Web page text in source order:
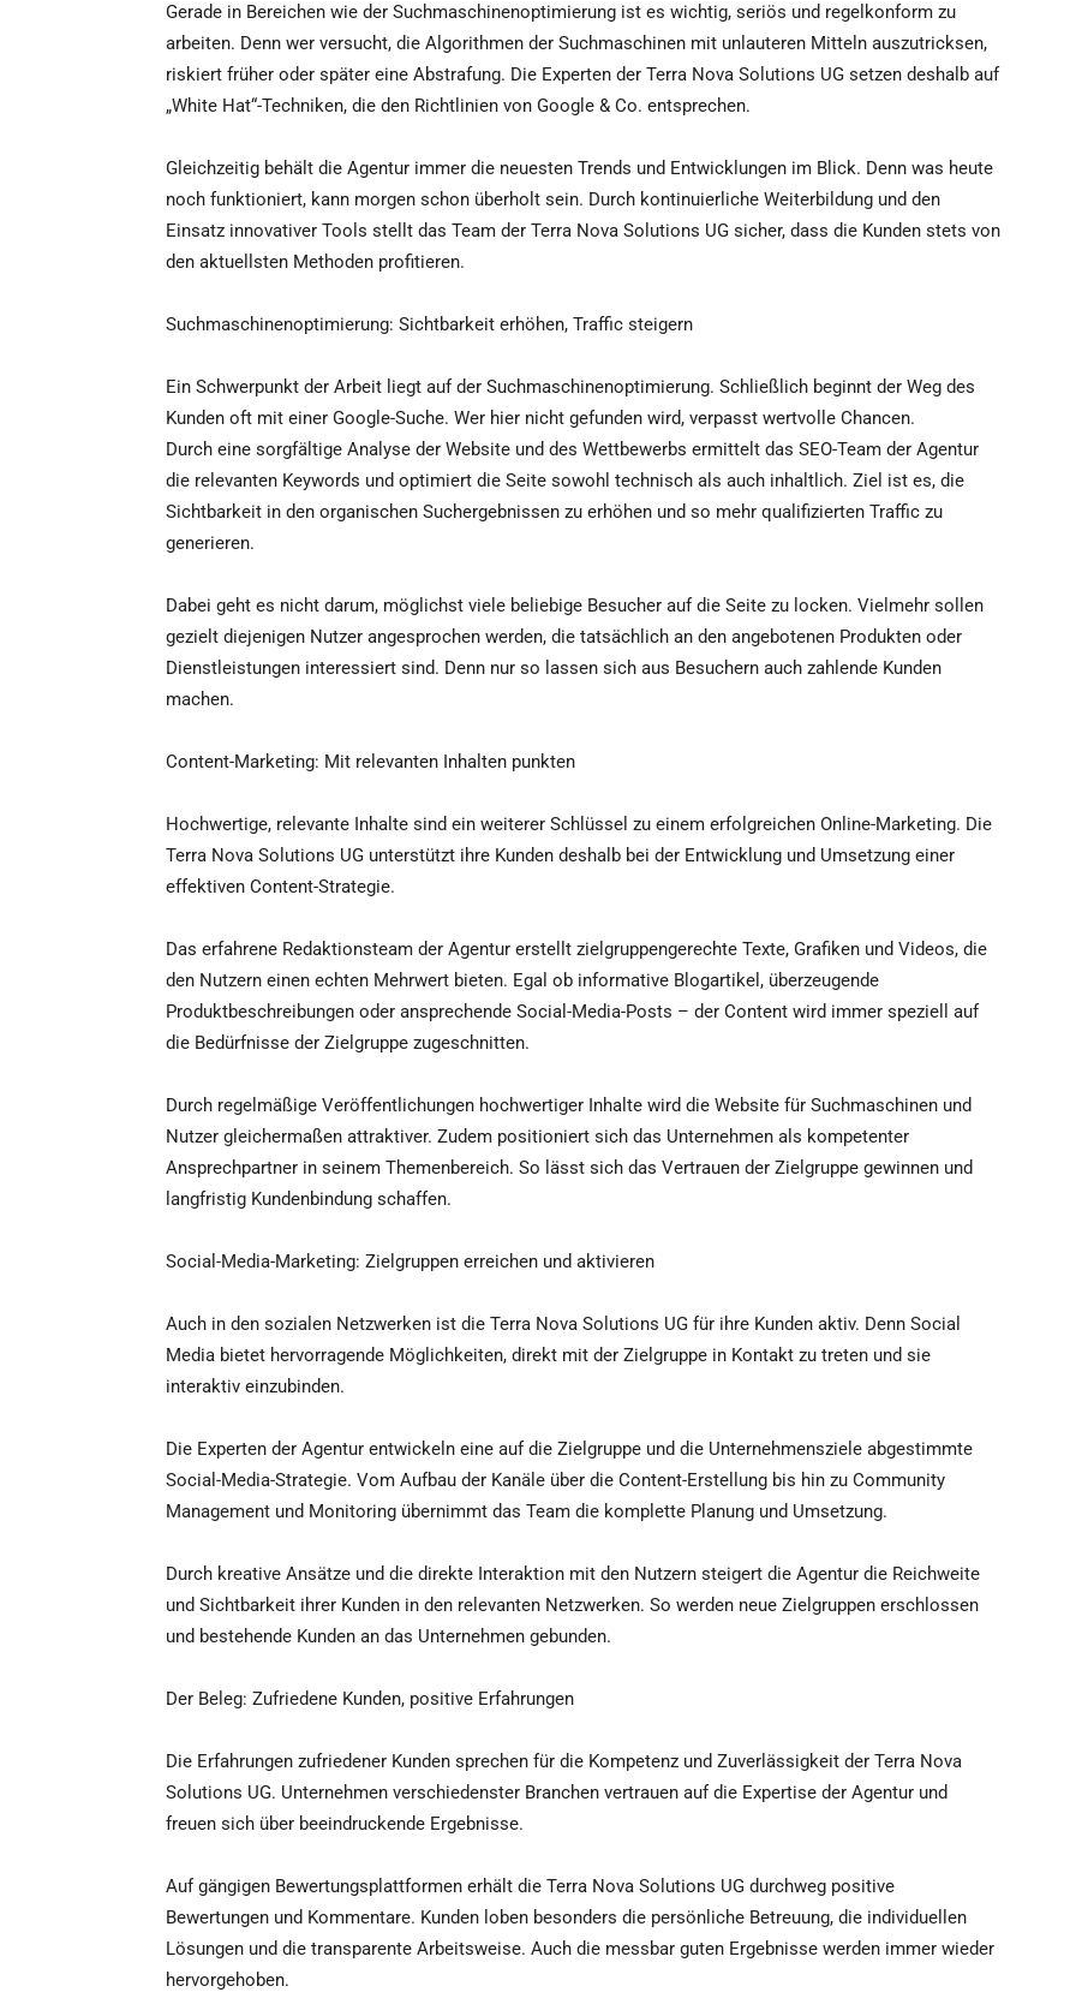
Gerade in Bereichen wie der Suchmaschinenoptimierung ist es wichtig, seriös und regelkonform zu
arbeiten. Denn wer versucht, die Algorithmen der Suchmaschinen mit unlauteren Mitteln auszutricksen,
riskiert früher oder später eine Abstrafung. Die Experten der Terra Nova Solutions UG setzen deshalb auf
„White Hat“-Techniken, die den Richtlinien von Google & Co. entsprechen.
Gleichzeitig behält die Agentur immer die neuesten Trends und Entwicklungen im Blick. Denn was heute
noch funktioniert, kann morgen schon überholt sein. Durch kontinuierliche Weiterbildung und den
Einsatz innovativer Tools stellt das Team der Terra Nova Solutions UG sicher, dass die Kunden stets von
den aktuellsten Methoden profitieren.
Suchmaschinenoptimierung: Sichtbarkeit erhöhen, Traffic steigern
Ein Schwerpunkt der Arbeit liegt auf der Suchmaschinenoptimierung. Schließlich beginnt der Weg des
Kunden oft mit einer Google-Suche. Wer hier nicht gefunden wird, verpasst wertvolle Chancen.
Durch eine sorgfältige Analyse der Website und des Wettbewerbs ermittelt das SEO-Team der Agentur
die relevanten Keywords und optimiert die Seite sowohl technisch als auch inhaltlich. Ziel ist es, die
Sichtbarkeit in den organischen Suchergebnissen zu erhöhen und so mehr qualifizierten Traffic zu
generieren.
Dabei geht es nicht darum, möglichst viele beliebige Besucher auf die Seite zu locken. Vielmehr sollen
gezielt diejenigen Nutzer angesprochen werden, die tatsächlich an den angebotenen Produkten oder
Dienstleistungen interessiert sind. Denn nur so lassen sich aus Besuchern auch zahlende Kunden
machen.
Content-Marketing: Mit relevanten Inhalten punkten
Hochwertige, relevante Inhalte sind ein weiterer Schlüssel zu einem erfolgreichen Online-Marketing. Die
Terra Nova Solutions UG unterstützt ihre Kunden deshalb bei der Entwicklung und Umsetzung einer
effektiven Content-Strategie.
Das erfahrene Redaktionsteam der Agentur erstellt zielgruppengerechte Texte, Grafiken und Videos, die
den Nutzern einen echten Mehrwert bieten. Egal ob informative Blogartikel, überzeugende
Produktbeschreibungen oder ansprechende Social-Media-Posts – der Content wird immer speziell auf
die Bedürfnisse der Zielgruppe zugeschnitten.
Durch regelmäßige Veröffentlichungen hochwertiger Inhalte wird die Website für Suchmaschinen und
Nutzer gleichermaßen attraktiver. Zudem positioniert sich das Unternehmen als kompetenter
Ansprechpartner in seinem Themenbereich. So lässt sich das Vertrauen der Zielgruppe gewinnen und
langfristig Kundenbindung schaffen.
Social-Media-Marketing: Zielgruppen erreichen und aktivieren
Auch in den sozialen Netzwerken ist die Terra Nova Solutions UG für ihre Kunden aktiv. Denn Social
Media bietet hervorragende Möglichkeiten, direkt mit der Zielgruppe in Kontakt zu treten und sie
interaktiv einzubinden.
Die Experten der Agentur entwickeln eine auf die Zielgruppe und die Unternehmensziele abgestimmte
Social-Media-Strategie. Vom Aufbau der Kanäle über die Content-Erstellung bis hin zu Community
Management und Monitoring übernimmt das Team die komplette Planung und Umsetzung.
Durch kreative Ansätze und die direkte Interaktion mit den Nutzern steigert die Agentur die Reichweite
und Sichtbarkeit ihrer Kunden in den relevanten Netzwerken. So werden neue Zielgruppen erschlossen
und bestehende Kunden an das Unternehmen gebunden.
Der Beleg: Zufriedene Kunden, positive Erfahrungen
Die Erfahrungen zufriedener Kunden sprechen für die Kompetenz und Zuverlässigkeit der Terra Nova
Solutions UG. Unternehmen verschiedenster Branchen vertrauen auf die Expertise der Agentur und
freuen sich über beeindruckende Ergebnisse.
Auf gängigen Bewertungsplattformen erhält die Terra Nova Solutions UG durchweg positive
Bewertungen und Kommentare. Kunden loben besonders die persönliche Betreuung, die individuellen
Lösungen und die transparente Arbeitsweise. Auch die messbar guten Ergebnisse werden immer wieder
hervorgehoben.